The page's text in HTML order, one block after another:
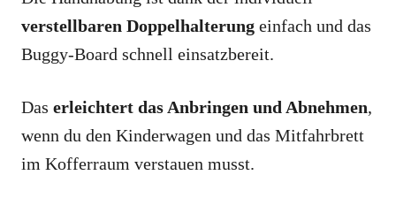
verstellbaren Doppelhalterung einfach und das
Buggy-Board schnell einsatzbereit.
Das erleichtert das Anbringen und Abnehmen,
wenn du den Kinderwagen und das Mitfahrbrett
im Kofferraum verstauen musst.